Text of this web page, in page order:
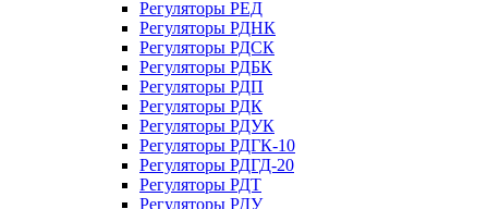
Регуляторы РЕД
Регуляторы РДНК
Регуляторы РДСК
Регуляторы РДБК
Регуляторы РДП
Регуляторы РДК
Регуляторы РДУК
Регуляторы РДГК-10
Регуляторы РДГД-20
Регуляторы РДТ
Регуляторы РДУ